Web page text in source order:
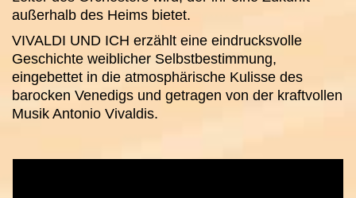
außerhalb des Heims bietet.
VIVALDI UND ICH erzählt eine eindrucksvolle
Geschichte weiblicher Selbstbestimmung,
eingebettet in die atmosphärische Kulisse des
barocken Venedigs und getragen von der kraftvollen
Musik Antonio Vivaldis.